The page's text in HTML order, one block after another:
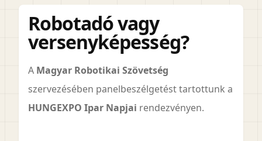
Robotadó vagy
versenyképesség?
A Magyar Robotikai Szövetség
szervezésében panelbeszélgetést tartottunk a
HUNGEXPO Ipar Napjai rendezvényen.